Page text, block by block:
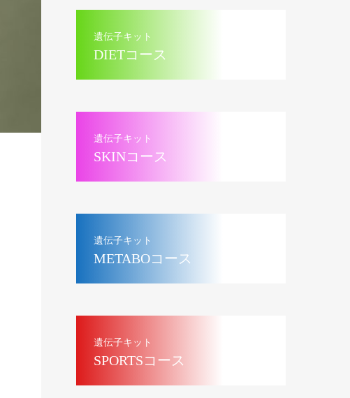
遺伝子キット
DIETコース
遺伝子キット
SKINコース
遺伝子キット
METABOコース
遺伝子キット
SPORTSコース